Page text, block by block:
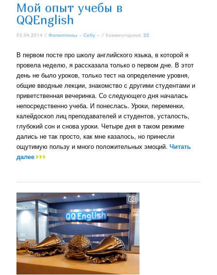
Мой опыт учебы в
QQEnglish
03.04.2014 //Филиппины »Себу » // Комментариев:22
В первом посте про школу английского языка, в которой я
провела неделю, я рассказала только о первом дне. В этот
день не было уроков, только тест на определение уровня,
общие вводные лекции, знакомство с другими студентами и
приветственная вечеринка. Со следующего дня началась
непосредственно учеба. И понеслась. Уроки, переменки,
калейдоскоп лиц преподавателей и студентов, усталость,
глубокий сон и снова уроки. Четыре дня в таком режиме
дались не так просто, как мне казалось, но принесли
ощутимую пользу и много положительных эмоций.Читать
далее